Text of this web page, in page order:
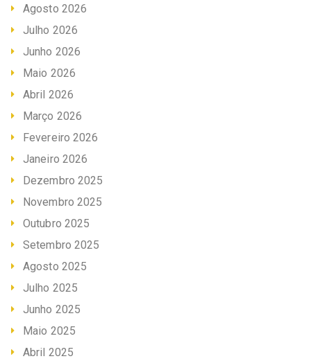
Agosto 2026
Julho 2026
Junho 2026
Maio 2026
Abril 2026
Março 2026
Fevereiro 2026
Janeiro 2026
Dezembro 2025
Novembro 2025
Outubro 2025
Setembro 2025
Agosto 2025
Julho 2025
Junho 2025
Maio 2025
Abril 2025